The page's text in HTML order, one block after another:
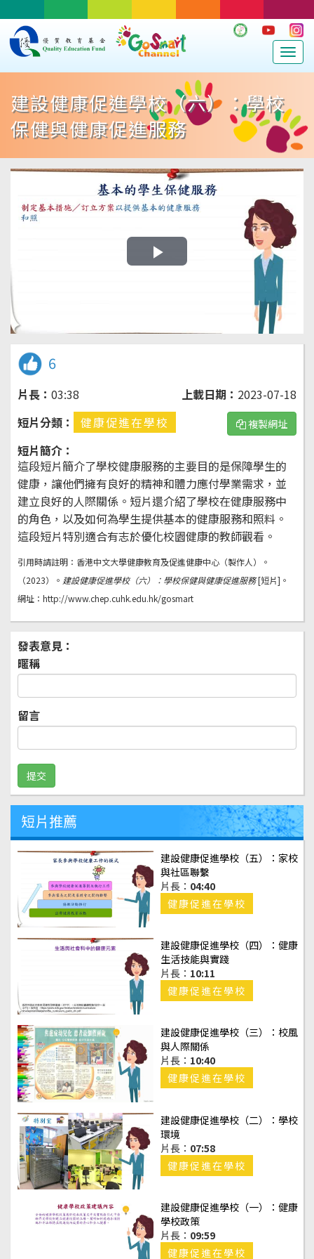
建設健康促進學校（六）：學校
保健與健康促進服務
Play
6
片長： 03:38 上載日期： 2023-07-18
短片分類：
健康促進在學校 複製網址
短片簡介：
這段短片簡介了學校健康服務的主要目的是保障學生的
健康，讓他們擁有良好的精神和體力應付學業需求，並
建立良好的人際關係。短片還介紹了學校在健康服務中
的角色，以及如何為學生提供基本的健康服務和照料。
這段短片特別適合有志於優化校園健康的教師觀看。
引用時請註明：香港中文大學健康教育及促進健康中心（製作人）。
（2023）。 建設健康促進學校（六）：學校保健與健康促進服務[短片]。
網址：http://www.chep.cuhk.edu.hk/gosmart
發表意見：
暱稱
留言
短片推薦
建設健康促進學校（五）：家校
與社區聯繫
片長： 04:40
健康促進在學校
建設健康促進學校（四）：健康
生活技能與實踐
片長： 10:11
健康促進在學校
建設健康促進學校（三）：校風
與人際關係
片長： 10:40
健康促進在學校
建設健康促進學校（二）：學校
環境
片長： 07:58
健康促進在學校
建設健康促進學校（一）：健康
學校政策
片長： 09:59
健康促進在學校